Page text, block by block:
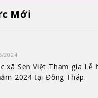
Mới
2024
xã Sen Việt Tham gia Lễ
2024 tại Đồng Tháp.